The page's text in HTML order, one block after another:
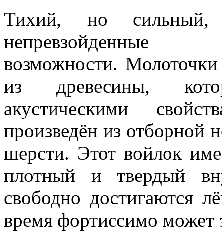
Тихий, но
непревзойденные
возможности.
из древесины,
акустическими
произведён из отборной
шерсти. Этот войлок
плотный и твердый
свободно достигаются
время фортиссимо может